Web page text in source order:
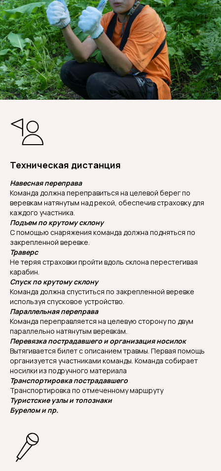
Техническая дистанция
Навесная переправа
Команда должна переправиться на целевой берег по
веревкам натянутым над рекой, обеспечив страховку для
каждого участника.
Подъем по крутому склону
С помощью снаряжения команда должна подняться по
закрепленной веревке.
Траверс
Не теряя страховки пройти вдоль склона перестегивая
карабин.
Спуск по крутому склону
Команда должна спуститься по закрепленной веревке
используя спусковое устройство.
Параллельная переправа
Команда переправляется на целевую сторону по двум
параллельно натянутым веревкам.
Перевязка пострадавшего и организация носилок
Вытягивается билет с описанием травмы. Первая помощь
организуется участниками команды. Команда собирает
носилки из подручного материала
Транспортировка пострадавшего
Транспортировка по отмеченному маршруту
Туристские узлы и топознаки
Бурелом и пр.